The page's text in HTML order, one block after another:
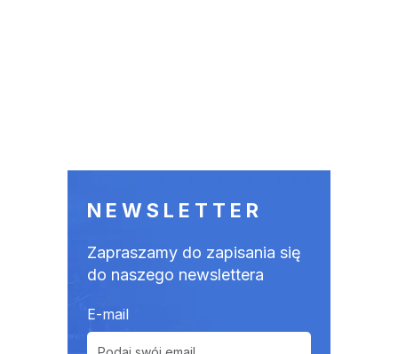
NEWSLETTER
Zapraszamy do zapisania się
do naszego newslettera
E-mail